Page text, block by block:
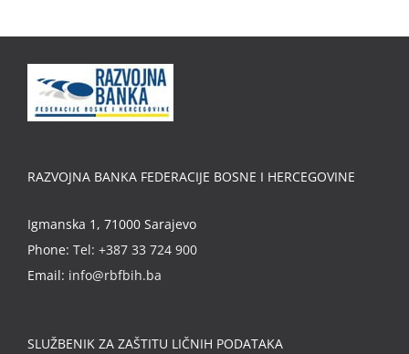
RAZVOJNA BANKA FEDERACIJE BOSNE I HERCEGOVINE
Igmanska 1, 71000 Sarajevo
Phone: Tel: +387 33 724 900
Email: info@rbfbih.ba
SLUŽBENIK ZA ZAŠTITU LIČNIH PODATAKA